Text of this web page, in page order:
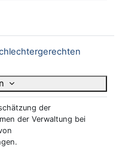
der
der Verwaltung bei